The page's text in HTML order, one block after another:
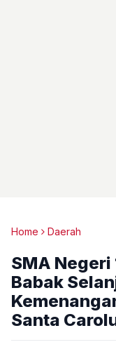
Home Daerah
SMA Negeri
Babak
Santa